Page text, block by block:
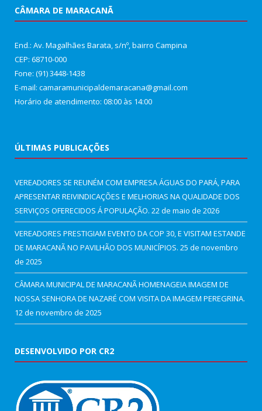
CÂMARA DE MARACANÃ
End.: Av. Magalhães Barata, s/nº, bairro Campina
CEP: 68710-000
Fone: (91) 3448-1438
E-mail: camaramunicipaldemaracana@gmail.com
Horário de atendimento: 08:00 às 14:00
ÚLTIMAS PUBLICAÇÕES
VEREADORES SE REUNÉM COM EMPRESA ÁGUAS DO PARÁ, PARA
APRESENTAR REIVINDICAÇÕES E MELHORIAS NA QUALIDADE DOS
SERVIÇOS OFERECIDOS Á POPULAÇÃO. 22 de maio de 2026
VEREADORES PRESTIGIAM EVENTO DA COP 30, E VISITAM ESTANDE
DE MARACANÃ NO PAVILHÃO DOS MUNICÍPIOS. 25 de novembro
de 2025
CÂMARA MUNICIPAL DE MARACANÃ HOMENAGEIA IMAGEM DE
NOSSA SENHORA DE NAZARÉ COM VISITA DA IMAGEM PEREGRINA.
12 de novembro de 2025
DESENVOLVIDO POR CR2